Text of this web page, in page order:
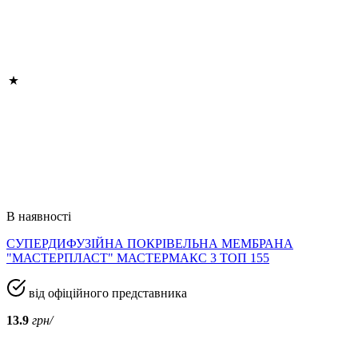
В наявності
СУПЕРДИФУЗІЙНА ПОКРІВЕЛЬНА МЕМБРАНА
"МАСТЕРПЛАСТ" МАСТЕРМАКС 3 ТОП 155
від офіційного представника
13.9 грн/